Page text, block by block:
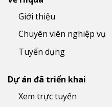
Giới thiệu
Chuyên viên nghiệp vụ
Tuyển dụng
Dự án đã triển khai
Xem trực tuyến